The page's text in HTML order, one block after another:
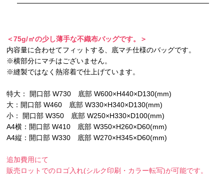
＜75g/㎡の少し薄手な不織布バッグです。＞
内容量に合わせてフィットする、底マチ仕様のバッグです。
※横部分にマチはございません。
※縫製ではなく熱溶着で仕上げています。
特大： 開口部 W730 底部 W600×H440×D130(mm)
大：開口部 W460 底部 W330×H340×D130(mm)
小： 開口部 W350 底部 W250×H330×D100(mm)
A4横：開口部 W410 底部 W350×H260×D60(mm)
A4縦：開口部 W330 底部 W270×H345×D60(mm)
追加費用にて
販売ロットでのロゴ入れ(シルク印刷・カラー転写)が可能です。